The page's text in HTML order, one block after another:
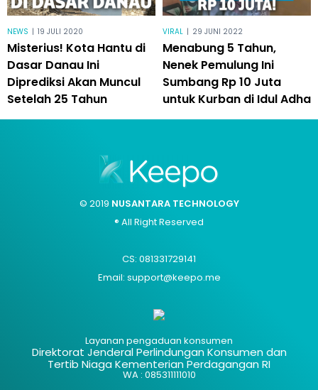
NEWS | 19 JULI 2020
Misterius! Kota Hantu di
Dasar Danau Ini
Diprediksi Akan Muncul
Setelah 25 Tahun
VIRAL | 29 JUNI 2022
Menabung 5 Tahun,
Nenek Pemulung Ini
Sumbang Rp 10 Juta
untuk Kurban di Idul Adha
© 2019 NUSANTARA TECHNOLOGY
® All Right Reserved
CS: 081331729141
Email: support@keepo.me
Layanan pengaduan konsumen
Direktorat Jenderal Perlindungan Konsumen dan
Tertib Niaga Kementerian Perdagangan RI
WA : 085311111010